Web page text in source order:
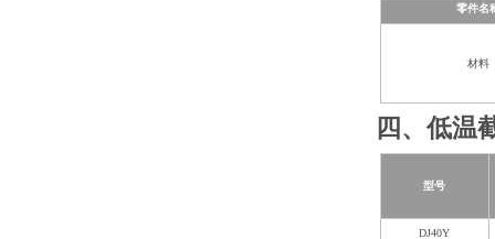
零件名
材料
四、低温
型号
DJ40Y